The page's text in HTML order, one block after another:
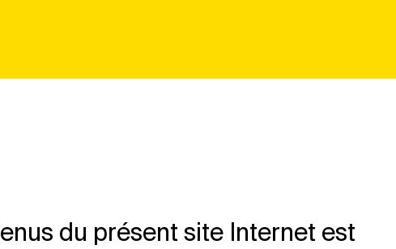
du présent site Internet est